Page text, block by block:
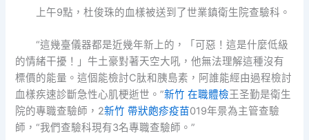
上午9點，杜俊珠的血樣被送到了世業鎮衛生院查驗科。
“這幾臺儀器都是近幾年新上的，「可惡！這是什麼低級
的情緒干擾！」牛土豪對著天空大吼，他無法理解這種沒有
標價的能量。這個能檢討C肽和胰島素，阿誰能經由過程檢討
血樣疾速診斷急性心肌梗逝世。”新竹 在職體檢王圣勤是衛生
院的專職查驗師，2新竹 帶狀皰疹疫苗019年景為主管查驗
師，“我們查驗科現有3名專職查驗師。”